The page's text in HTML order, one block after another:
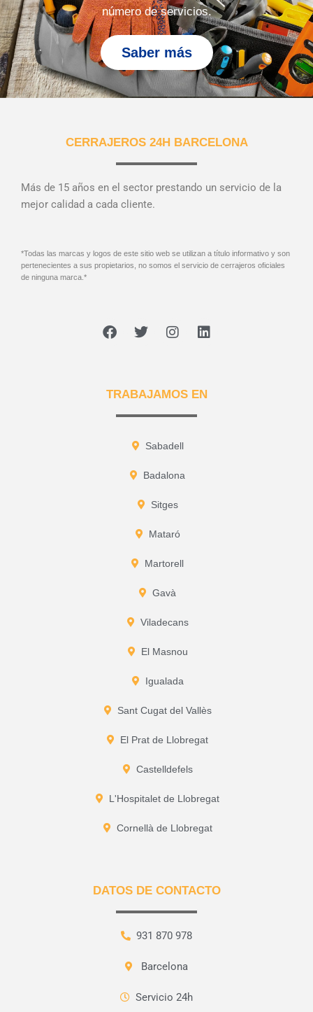
número de servicios.
Saber más
CERRAJEROS 24H BARCELONA
Más de 15 años en el sector prestando un servicio de la
mejor calidad a cada cliente.
*Todas las marcas y logos de este sitio web se utilizan a título informativo y son
pertenecientes a sus propietarios, no somos el servicio de cerrajeros oficiales
de ninguna marca.*
TRABAJAMOS EN
Sabadell
Badalona
Sitges
Mataró
Martorell
Gavà
Viladecans
El Masnou
Igualada
Sant Cugat del Vallès
El Prat de Llobregat
Castelldefels
L'Hospitalet de Llobregat
Cornellà de Llobregat
DATOS DE CONTACTO
931 870 978
Barcelona
Servicio 24h